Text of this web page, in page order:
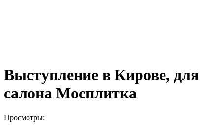
Выступление в Кирове, для
салона Мосплитка
Просмотры: